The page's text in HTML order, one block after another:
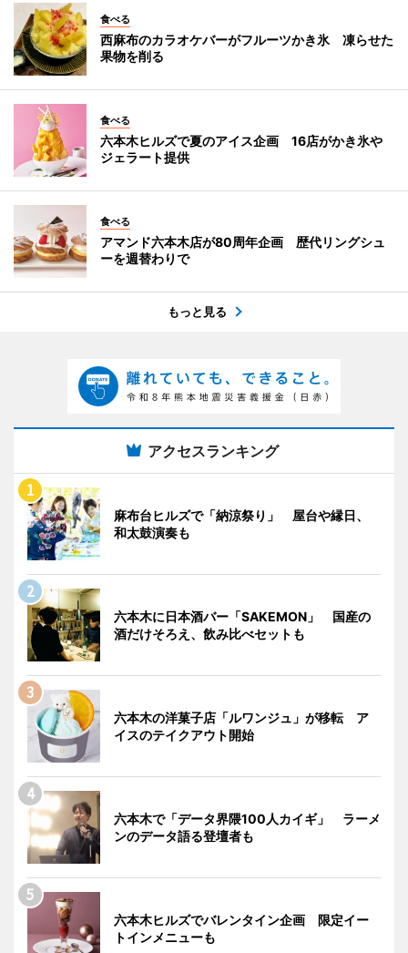
食べる
西麻布のカラオケバーがフルーツかき氷 凍らせた
果物を削る
食べる
六本木ヒルズで夏のアイス企画 16店がかき氷や
ジェラート提供
食べる
アマンド六本木店が80周年企画 歴代リングシュ
ーを週替わりで
もっと見る
アクセスランキング
麻布台ヒルズで「納涼祭り」 屋台や縁日、
和太鼓演奏も
六本木に日本酒バー「SAKEMON」 国産の
酒だけそろえ、飲み比べセットも
六本木の洋菓子店「ルワンジュ」が移転 ア
イスのテイクアウト開始
六本木で「データ界隈100人カイギ」 ラーメ
ンのデータ語る登壇者も
六本木ヒルズでバレンタイン企画 限定イー
トインメニューも